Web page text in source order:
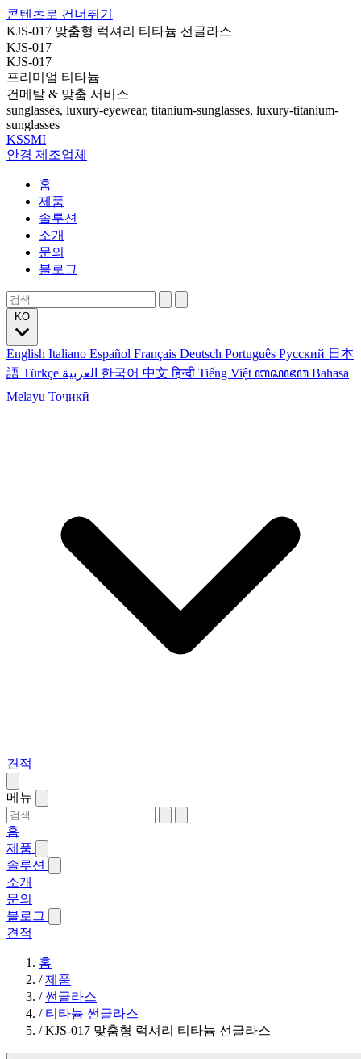
콘텐츠로 건너뛰기
KJS-017 맞춤형 럭셔리 티타늄 선글라스
KJS-017
KJS-017
프리미엄 티타늄
건메탈 & 맞춤 서비스
sunglasses, luxury-eyewear, titanium-sunglasses, luxury-titanium-
sunglasses
KSSMI
안경 제조업체
홈
제품
솔루션
소개
문의
블로그
English Italiano Español Français Deutsch Português Русский 日本
語 Türkçe 한국어 中文हिन्दी Tiếng Việt ꦧꦱꦗꦮ Bahasa
Melayu Тоҷикӣ
견적
메뉴
홈
제품
솔루션
소개
문의
블로그
견적
홈
/제품
/ 썬글라스
/ 티타늄 썬글라스
/KJS-017 맞춤형 럭셔리 티타늄 선글라스